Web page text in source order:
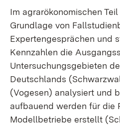
Im agrarökonomischen
Grundlage von
Expertengesprächen und
Kennzahlen die
Untersuchungsgebieten
Deutschlands
(Vogesen) analysiert und
aufbauend werden für die
Modellbetriebe erstellt